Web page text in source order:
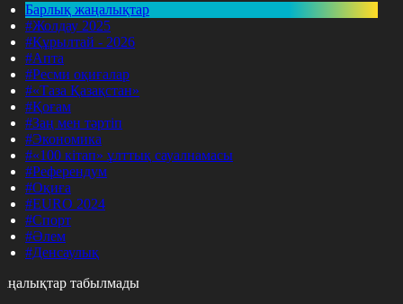
Барлық жаңалықтар
#Жолдау 2025
#Құрылтай - 2026
#Апта
#Ресми оқиғалар
#«Таза Қазақстан»
#Қоғам
#Заң мен тәртіп
#Экономика
#«100 кітап» ұлттық сауалнамасы
#Референдум
#Оқиға
#EURO 2024
#Спорт
#Әлем
#Денсаулық
табылмады